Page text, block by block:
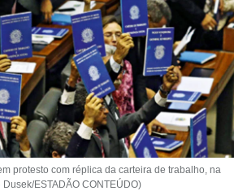
protesto com réplica da carteira de trabalho, na
ESTADÃO CONTEÚDO)